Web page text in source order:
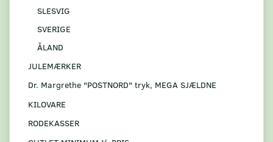
SLESVIG
SVERIGE
ÅLAND
JULEMÆRKER
Dr. Margrethe "POSTNORD" tryk, MEGA SJÆLDNE
KILOVARE
RODEKASSER